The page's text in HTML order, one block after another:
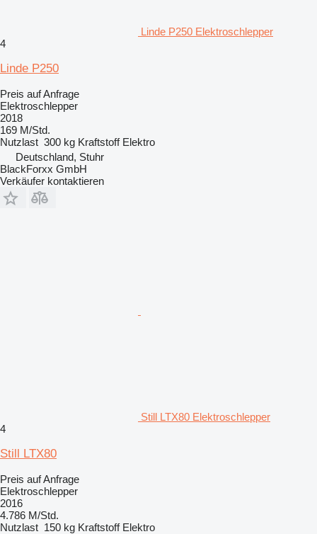
Linde P250 Elektroschlepper
4
Linde P250
Preis auf Anfrage
Elektroschlepper
2018
169 M/Std.
Nutzlast 300 kg Kraftstoff Elektro
Deutschland, Stuhr
BlackForxx GmbH
Verkäufer kontaktieren
Still LTX80 Elektroschlepper
4
Still LTX80
Preis auf Anfrage
Elektroschlepper
2016
4.786 M/Std.
Nutzlast 150 kg Kraftstoff Elektro